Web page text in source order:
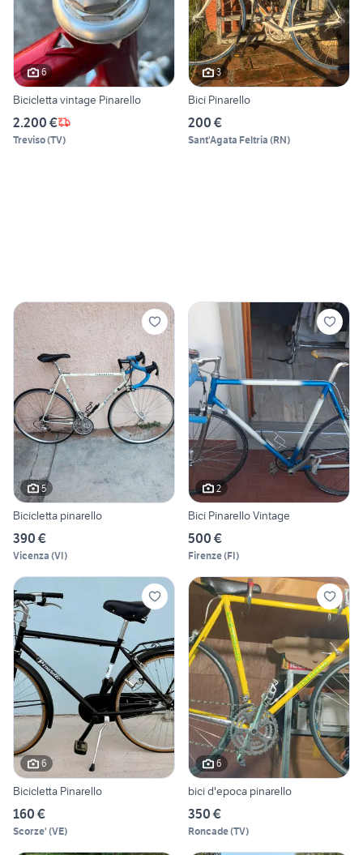
6
Bicicletta vintage Pinarello
2.200 €
Treviso(TV)
3
Bici Pinarello
200 €
Sant'Agata Feltria (RN)
5
Bicicletta pinarello
390 €
Vicenza (VI)
2
Bici Pinarello Vintage
500 €
Firenze(FI)
6
Bicicletta Pinarello
160 €
Scorze' (VE)
6
bici d'epoca pinarello
350 €
Roncade(TV)